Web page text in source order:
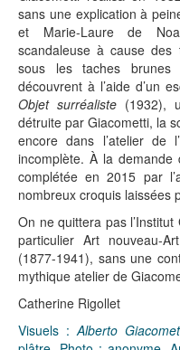
sans une explication à
et Marie-Laure de
scandaleuse à cause des
sous les taches
découvrent à l’aide d’un
Objet surréaliste(1932),
détruite par Giacometti, la
encore dans l’atelier de
incomplète. À la
complétée en 2015 par
nombreux croquis laissées
On ne quittera pas
particulier Art nouveau-
(1877-1941), sans une
mythique atelier de
Catherine Rigollet
Visuels :Alberto